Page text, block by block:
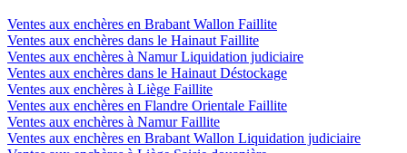
Ventes aux enchères en Brabant Wallon Faillite
Ventes aux enchères dans le Hainaut Faillite
Ventes aux enchères à Namur Liquidation judiciaire
Ventes aux enchères dans le Hainaut Déstockage
Ventes aux enchères à Liège Faillite
Ventes aux enchères en Flandre Orientale Faillite
Ventes aux enchères à Namur Faillite
Ventes aux enchères en Brabant Wallon Liquidation judiciaire